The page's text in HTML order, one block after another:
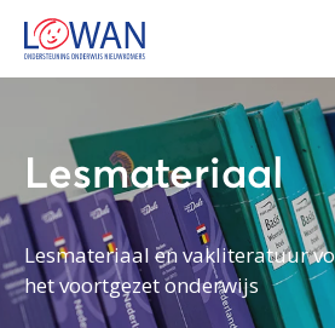
Lesmateriaal
Lesmateriaal en vakliteratuur
het voortgezet onderwijs